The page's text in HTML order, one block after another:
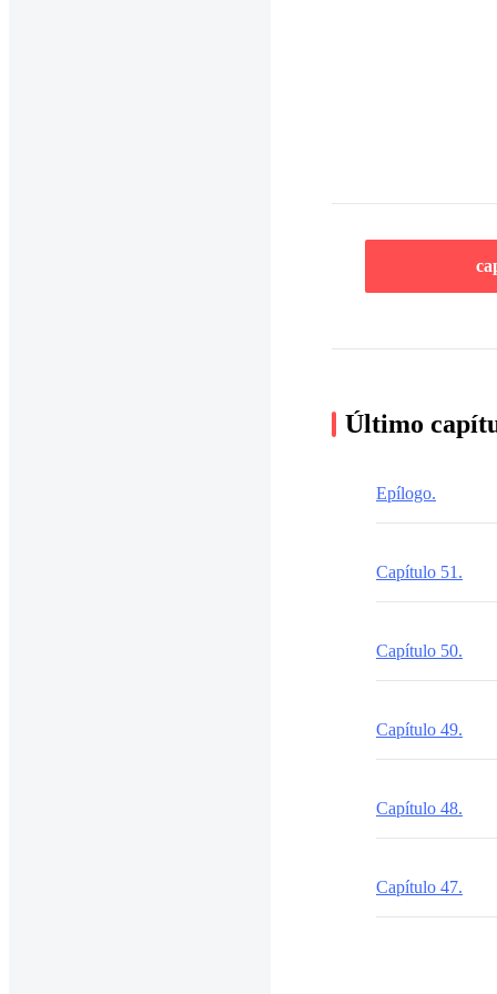
Último
Epílogo.
Capítulo 51.
Capítulo 50.
Capítulo 49.
Capítulo 48.
Capítulo 47.